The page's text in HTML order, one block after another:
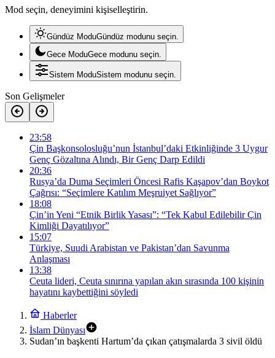
Mod seçin, deneyimini kişiselleştirin.
Gündüz ModuGündüz modunu seçin.
Gece ModuGece modunu seçin.
Sistem ModuSistem modunu seçin.
Son Gelişmeler
23:58
Çin Başkonsolosluğu’nun İstanbul’daki Etkinliğinde 3 Uygur
Genç Gözaltına Alındı, Bir Genç Darp Edildi
20:36
Rusya’da Duma Seçimleri Öncesi Rafis Kaşapov’dan Boykot
Çağrısı: “Seçimlere Katılım Meşruiyet Sağlıyor”
18:08
Çin’in Yeni “Etnik Birlik Yasası”: “Tek Kabul Edilebilir Çin
Kimliği Dayatılıyor”
15:07
Türkiye, Suudi Arabistan ve Pakistan’dan Savunma
Anlaşması
13:38
Ceuta lideri, Ceuta sınırına yapılan akın sırasında 100 kişinin
hayatını kaybettiğini söyledi
Haberler
İslam Dünyası
Sudan’ın başkenti Hartum’da çıkan çatışmalarda 3 sivil öldü